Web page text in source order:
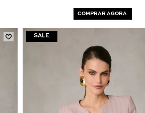
COMPRAR AGORA